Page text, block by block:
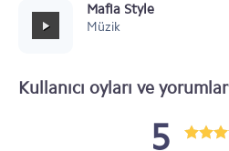
Mafia Style
Müzik
Kullanıcı oyları ve yorumlar
5